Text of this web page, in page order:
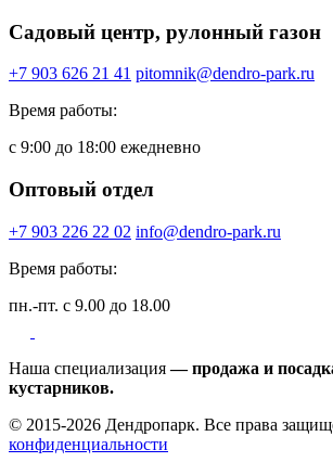
Садовый центр, рулонный газон
+7 903 626 21 41 pitomnik@dendro-park.ru
Время работы:
с 9:00 до 18:00 ежедневно
Оптовый отдел
+7 903 226 22 02 info@dendro-park.ru
Время работы:
пн.-пт. с 9.00 до 18.00
Наша специализация— продажа и
кустарников.
© 2015-2026 Дендропарк. Все права
конфиденциальности